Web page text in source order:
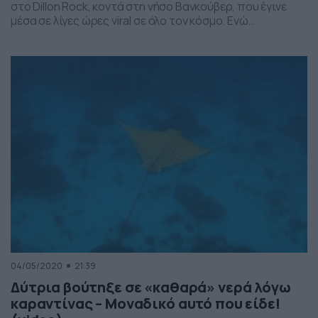
στο Dillon Rock, κοντά στη νήσο Βανκούβερ, που έγινε
μέσα σε λίγες ώρες viral σε όλο τον κόσμο. Ενώ
04/05/2020 21:39
Δύτρια βούτηξε σε «καθαρά» νερά λόγω
καραντίνας – Μοναδικό αυτό που είδε!